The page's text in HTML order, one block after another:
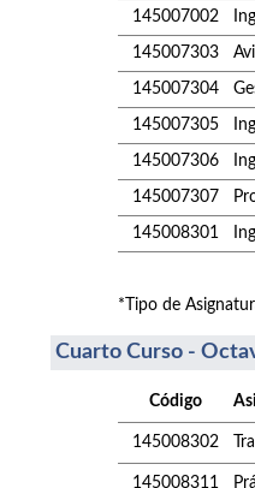
145007002
145007303
145007304
145007305
145007306
145007307
145008301
*Tipo de
Cuarto Curso -
Código
145008302
145008311